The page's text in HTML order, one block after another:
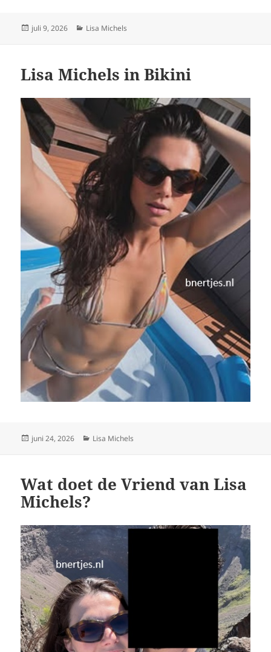
Geplaatst
juli 9, 2026 Categorieën
Lisa Michels
Lisa Michels in Bikini
Geplaatst
juni 24, 2026 Categorieën
Lisa Michels
Wat doet de Vriend van Lisa
Michels?